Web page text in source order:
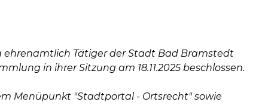
und
14
ehrenamtlich Tätiger der Stadt Bad Bramstedt
in ihrer Sitzung am 18.11.2025 beschlossen.
Menüpunkt "Stadtportal - Ortsrecht" sowie